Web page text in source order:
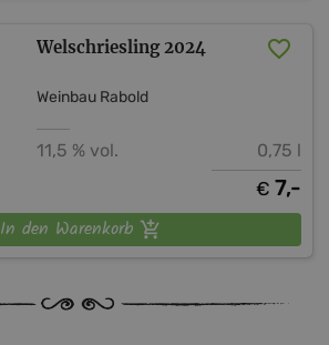
Welschriesling 2024
Weinbau Rabold
11,5 % vol. 0,75 l
€ 7,-
In den Warenkorb